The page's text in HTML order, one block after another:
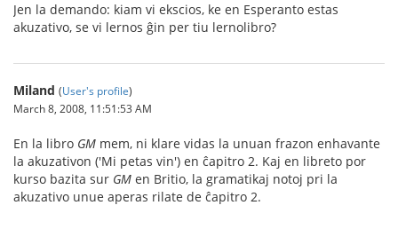
Jen la demando: kiam vi ekscios, ke en Esperanto estas
akuzativo, se vi lernos ĝin per tiu lernolibro?
Miland (User's profile)
March 8, 2008, 11:51:53 AM
En la libro GM mem, ni klare vidas la unuan frazon enhavante
la akuzativon ('Mi petas vin') en ĉapitro 2. Kaj en libreto por
kurso bazita sur GM en Britio, la gramatikaj notoj pri la
akuzativo unue aperas rilate de ĉapitro 2.